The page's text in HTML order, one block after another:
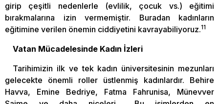
girip çeşitli nedenlerle (evlilik, çocuk vs.) eğitimi
bırakmalarına izin vermemiştir. Buradan kadınların
eğitimine verilen önemin ciddiyetini kavrayabiliyoruz.11
Vatan Mücadelesinde Kadın İzleri
Tarihimizin ilk ve tek kadın üniversitesinin mezunları
gelecekte önemli roller üstlenmiş kadınlardır. Behire
Havva, Emine Bedriye, Fatma Fahrunisa, Münevver